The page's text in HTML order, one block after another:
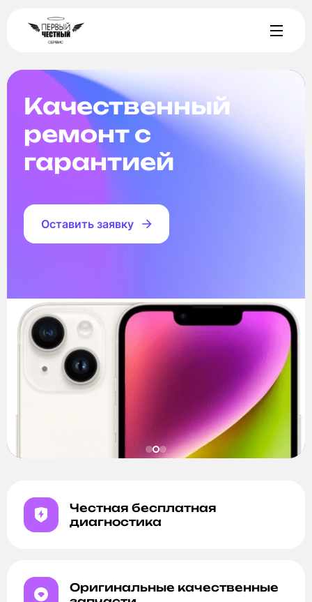
Честная бесплатная
диагностика
Оригинальные качественные
Качественный
ремонт с
гарантией
Оставить заявку